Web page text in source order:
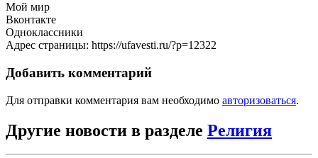
Мой мир
Вконтакте
Одноклассники
Адрес страницы: https://ufavesti.ru/?p=12322
Добавить комментарий
Для отправки комментария вам необходимо авторизоваться.
Другие новости в разделе Религия